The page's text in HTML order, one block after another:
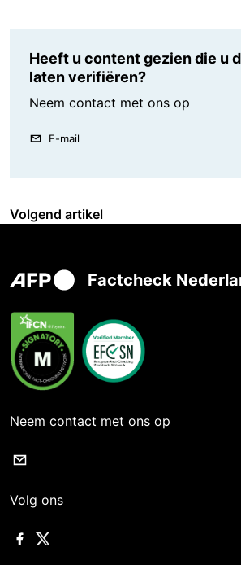
Heeft u content gezien die u
laten verifiëren?
Neem contact met ons op
E-mail
Volgend artikel
Factcheck
Neem contact met ons op
Volg ons